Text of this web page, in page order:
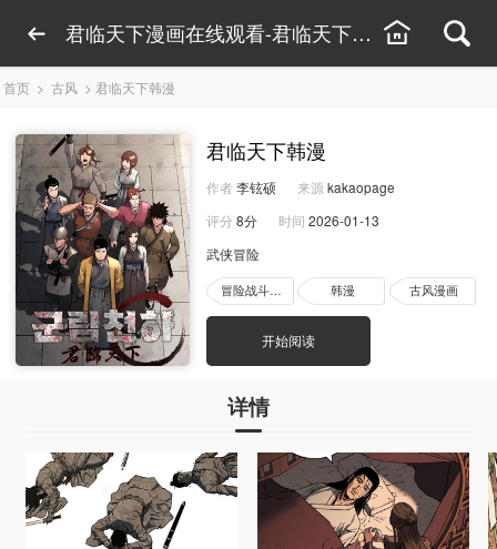
君临天下漫画在线观看-君临天下漫画免费看-君
首页 > 古风 > 君临天下韩漫
君临天下韩漫
作者 李铉硕 来源 kakaopage
评分 8分 时间 2026-01-13
武侠冒险
冒险战斗漫画 韩漫 古风漫画
开始阅读
详情